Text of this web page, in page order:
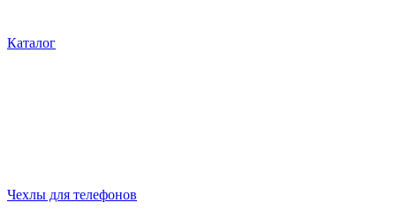
Каталог
Чехлы для телефонов